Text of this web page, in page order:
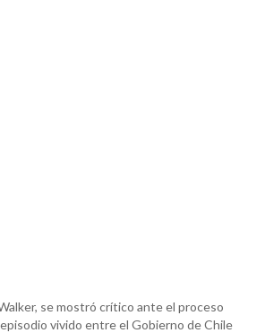
se mostró crítico ante el proceso
vivido entre el Gobierno de Chile